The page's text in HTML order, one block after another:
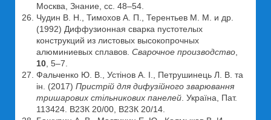
Москва, Знание, сс. 48–54.
Чудин В. Н., Тимохов А. П., Терентьев М. М. и др.
(1992) Диффузионная сварка пустотелых
конструкций из листовых высокопрочных
алюминиевых сплавов. Сварочное производство
10 , 5–7.
Фальченко Ю. В., Устінов А. І., Петрушинець Л. В. та
ін. (2017) Пристрій для дифузійного зварювання
тришарових стільникових панелей . Україна, Пат.
113424. В23К 20/00, В23К 20/14.